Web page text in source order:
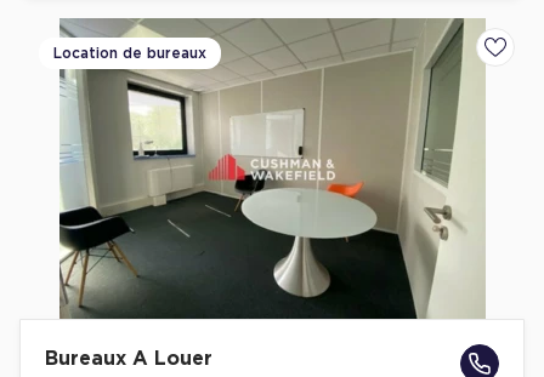
Plateaux opérés
Plateaux opérés à Paris
Plateaux opérés à Lyon
Plateaux opérés à Neuilly-sur-Seine
Plateaux opérés à Saint-Ouen
Plateaux opérés à Boulogne-Billancourt
Collections Flex / Coworking
Location de bureaux
Bureaux A Louer